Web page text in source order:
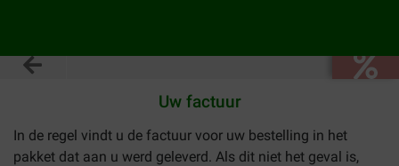
Uw factuur
In de regel vindt u de factuur voor uw bestelling in het
pakket dat aan u werd geleverd. Als dit niet het geval is,